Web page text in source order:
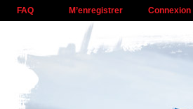
FAQ M’enregistrer Connexion